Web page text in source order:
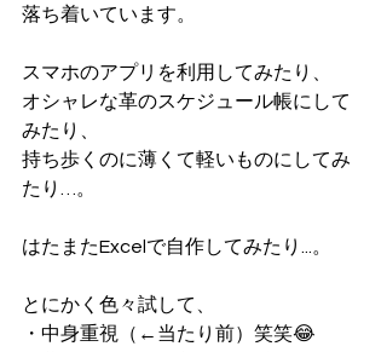
落ち着いています。
スマホのアプリを利用してみたり、
オシャレな革のスケジュール帳にして
みたり、
持ち歩くのに薄くて軽いものにしてみ
たり…。
はたまたExcelで自作してみたり...。
とにかく色々試して、
・中身重視（←当たり前）笑笑😂